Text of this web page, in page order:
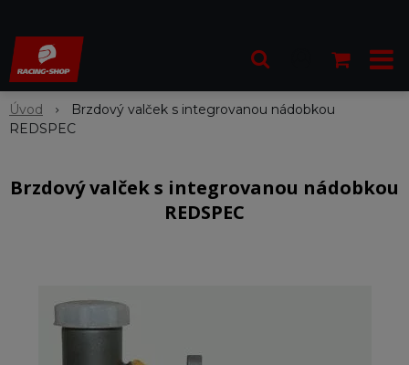
Úvod
Brzdový valček s integrovanou nádobkou
REDSPEC
Brzdový valček s integrovanou nádobkou
REDSPEC